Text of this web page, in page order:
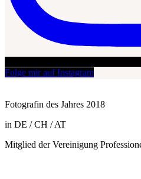
Folge mir auf Instagram
Fotografin des Jahres 2018
in DE / CH / AT
Mitglied der Vereinigung